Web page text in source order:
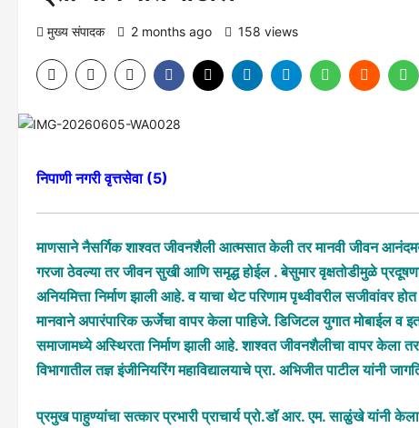
मुख्य संपादक 2 months ago 158 views
निपाणी नगरी वृत्तसेवा (5)
माणसाने नैसर्गिक शाश्वत जीवनशैली आत्मसात केली तर मानवी जीवन
गरजा ठेवल्या तर जीवन सुखी आणि समृद्ध होईल . बेसुमार वृक्षतोडीमुळे
अनियमित्ता निर्माण झाली आहे. व याचा थेट परिणाम पृथ्वीवरील
मानवाने अपारंपारिक ऊर्जेचा वापर केला पाहिजे. डिजिटल युगात मोबाईल
समाजामध्ये अस्थिरता निर्माण झाली आहे. शाश्वत जीवनशैलीचा वापर केला
विभागातील तज्ञ इंजीनियरिंग महाविद्यालयाचे प्रा. अभिजीत पाटील यांनी
प्रमुख पाहुण्यांचा सत्कार प्रभारी प्राचार्य प्रो.डॉ आर. एम. साळुंखे यांनी